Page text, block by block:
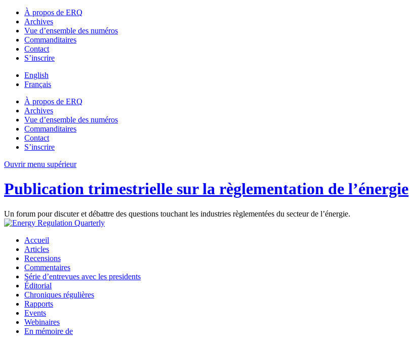
À propos de ERQ
Archives
Vue d’ensemble des numéros
Commanditaires
Contact
S’inscrire
English
Français
À propos de ERQ
Archives
Vue d’ensemble des numéros
Commanditaires
Contact
S’inscrire
Ouvrir menu supérieur
Publication trimestrielle sur la règlementation de l’énergie
Un forum pour discuter et débattre des questions touchant les industries règlementées du secteur de l’énergie.
Accueil
Articles
Recensions
Commentaires
Série d’entrevues avec les presidents
Éditorial
Chroniques régulières
Rapports
Events
Webinaires
En mémoire de